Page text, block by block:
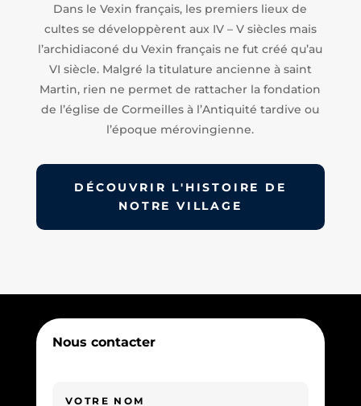
Dans le Vexin français, les premiers lieux de
cultes se développèrent aux IV – V siècles mais
l’archidiaconé du Vexin français ne fut créé qu’au
VI siècle. Malgré la titulature ancienne à saint
Martin, rien ne permet de rattacher la fondation
de l’église de Cormeilles à l’Antiquité tardive ou
l’époque mérovingienne.
DÉCOUVRIR L'HISTOIRE DE
NOTRE VILLAGE
Nous contacter